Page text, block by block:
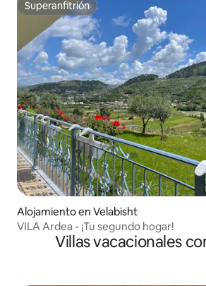
Superanfitrión
Superanfitrión
Alojamiento en Velabisht
VILA Ardea - ¡Tu segundo hogar!
Villas vacacionales